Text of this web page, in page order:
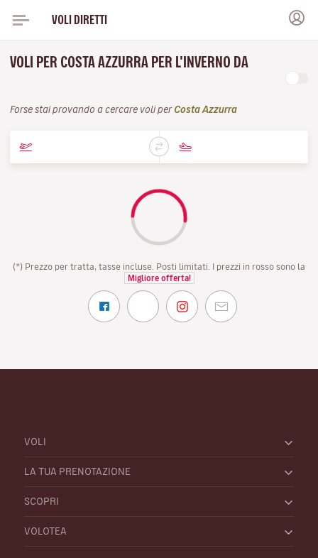
VOLI DIRETTI
VOLI PER COSTA AZZURRA PER L'INVERNO DA
Forse stai provando a cercare voli per Costa Azzurra
(*) Prezzo per tratta, tasse incluse. Posti limitati. I prezzi in rosso sono la
Migliore offerta!
VOLI
LA TUA PRENOTAZIONE
SCOPRI
VOLOTEA